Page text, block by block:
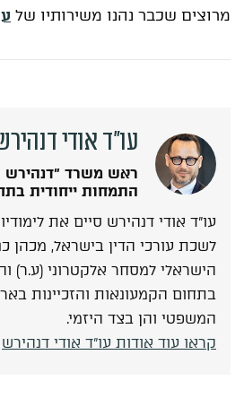
מרוצים שכבר נהנו משירותיו של
עו"ד אודי
ראש משרד "דנהירש
התמחות ייחודית
לשכת עורכי הדין בישראל, מכהן
הישראלי למסחר אלקטרוני (ע.ר)
בתחום הקמעונאות והזכיינות
המשפטי והן בצד היזמי.
קראו עוד אודות עו"ד אודי דנהירש